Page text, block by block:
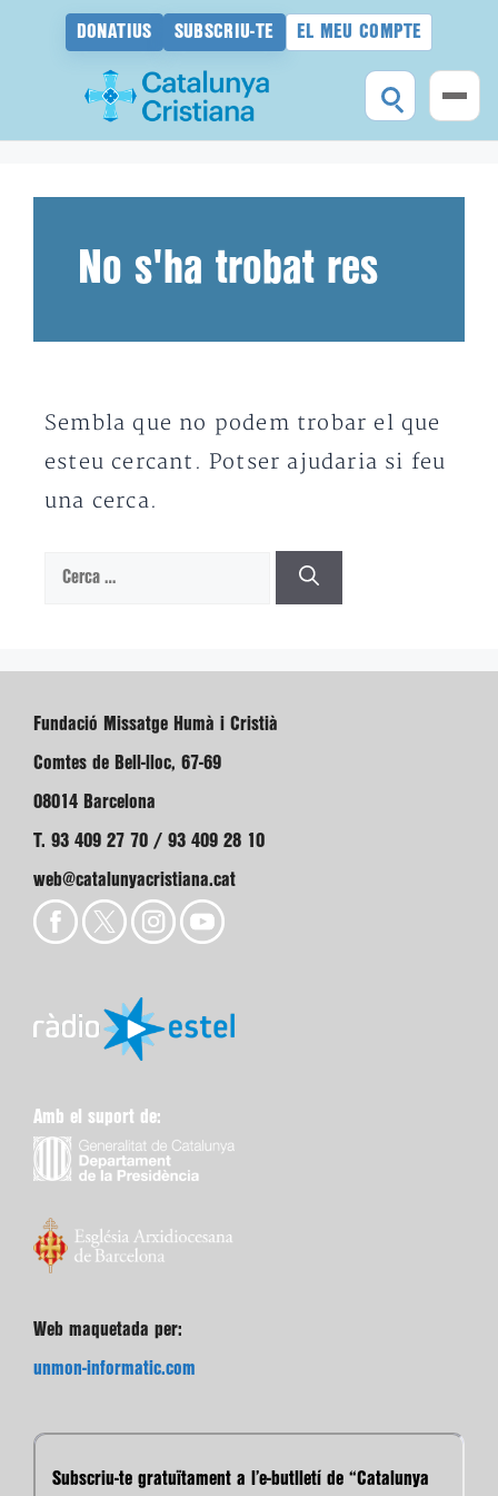
DONATIUS SUBSCRIU-TE EL MEU COMPTE
No s'ha trobat res
Sembla que no podem trobar el que
esteu cercant. Potser ajudaria si feu
una cerca.
Cerca:
Fundació Missatge Humà i Cristià
Comtes de Bell-lloc, 67-69
08014 Barcelona
T. 93 409 27 70 / 93 409 28 10
web@catalunyacristiana.cat
Amb el suport de:
Web maquetada per:
unmon-informatic.com
Subscriu-te gratuïtament a l’e-butlletí de “Catalunya